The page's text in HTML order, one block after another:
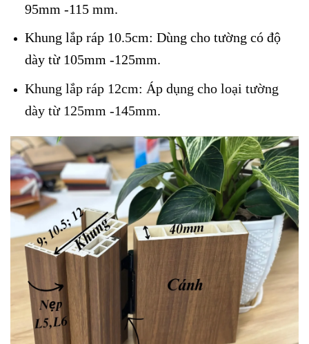
95mm -115 mm.
Khung lắp ráp 10.5cm: Dùng cho tường có độ
dày từ 105mm -125mm.
Khung lắp ráp 12cm: Áp dụng cho loại tường
dày từ 125mm -145mm.